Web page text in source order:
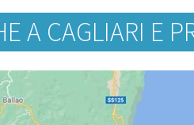
A CAGLIARI E